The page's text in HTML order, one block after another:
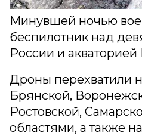
Минувшей ночью
беспилотник над
России и
Дроны перехватили
Брянской,
Ростовской,
областями, а также